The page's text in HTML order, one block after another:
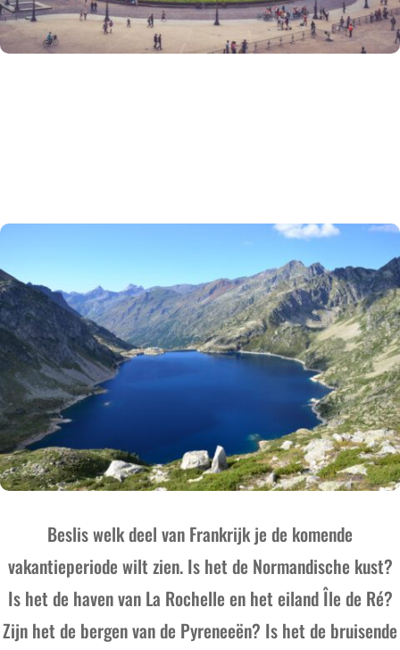
Beslis welk deel van Frankrijk je de komende
vakantieperiode wilt zien. Is het de Normandische kust?
Is het de haven van La Rochelle en het eiland Île de Ré?
Zijn het de bergen van de Pyreneeën? Is het de bruisende